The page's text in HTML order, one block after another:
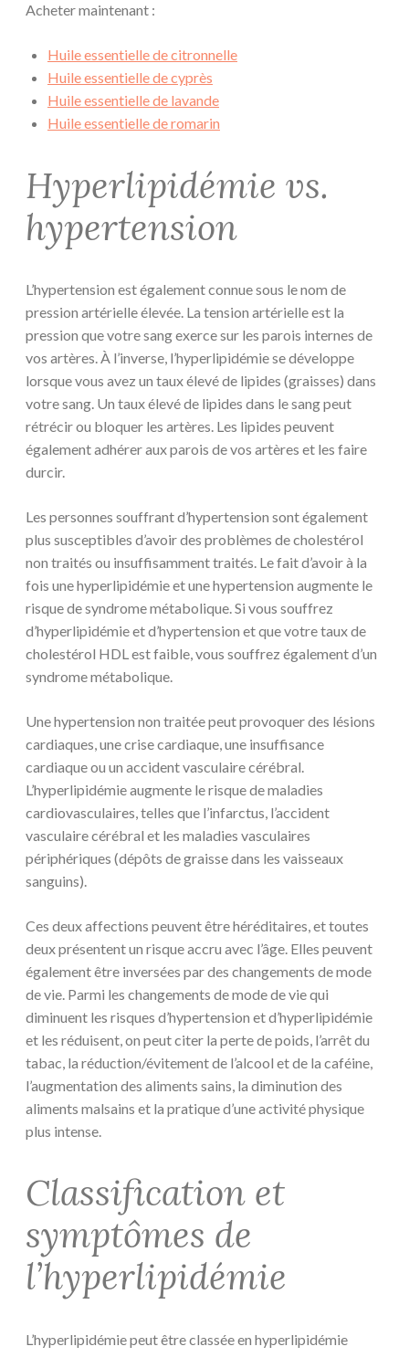
Acheter maintenant :
Huile essentielle de citronnelle
Huile essentielle de cyprès
Huile essentielle de lavande
Huile essentielle de romarin
Hyperlipidémie vs.
hypertension
L’hypertension est également connue sous le nom de
pression artérielle élevée. La tension artérielle est la
pression que votre sang exerce sur les parois internes de
vos artères. À l’inverse, l’hyperlipidémie se développe
lorsque vous avez un taux élevé de lipides (graisses) dans
votre sang. Un taux élevé de lipides dans le sang peut
rétrécir ou bloquer les artères. Les lipides peuvent
également adhérer aux parois de vos artères et les faire
durcir.
Les personnes souffrant d’hypertension sont également
plus susceptibles d’avoir des problèmes de cholestérol
non traités ou insuffisamment traités. Le fait d’avoir à la
fois une hyperlipidémie et une hypertension augmente le
risque de syndrome métabolique. Si vous souffrez
d’hyperlipidémie et d’hypertension et que votre taux de
cholestérol HDL est faible, vous souffrez également d’un
syndrome métabolique.
Une hypertension non traitée peut provoquer des lésions
cardiaques, une crise cardiaque, une insuffisance
cardiaque ou un accident vasculaire cérébral.
L’hyperlipidémie augmente le risque de maladies
cardiovasculaires, telles que l’infarctus, l’accident
vasculaire cérébral et les maladies vasculaires
périphériques (dépôts de graisse dans les vaisseaux
sanguins).
Ces deux affections peuvent être héréditaires, et toutes
deux présentent un risque accru avec l’âge. Elles peuvent
également être inversées par des changements de mode
de vie. Parmi les changements de mode de vie qui
diminuent les risques d’hypertension et d’hyperlipidémie
et les réduisent, on peut citer la perte de poids, l’arrêt du
tabac, la réduction/évitement de l’alcool et de la caféine,
l’augmentation des aliments sains, la diminution des
aliments malsains et la pratique d’une activité physique
plus intense.
Classification et
symptômes de
l’hyperlipidémie
L’hyperlipidémie peut être classée en hyperlipidémie